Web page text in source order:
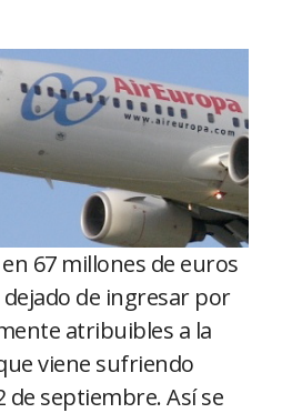
67 millones de euros
de ingresar por
atribuibles a la
viene sufriendo
de septiembre. Así se